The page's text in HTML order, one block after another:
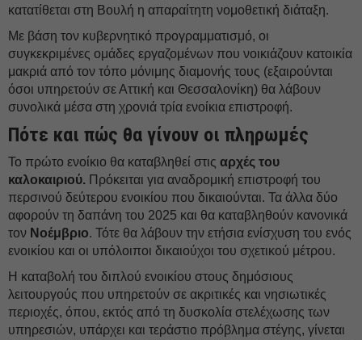
κατατίθεται στη Βουλή η απαραίτητη νομοθετική διάταξη.
Με βάση τον κυβερνητικό προγραμματισμό, οι
συγκεκριμένες ομάδες εργαζομένων που νοικιάζουν κατοικία
μακριά από τον τόπο μόνιμης διαμονής τους (εξαιρούνται
όσοι υπηρετούν σε Αττική και Θεσσαλονίκη) θα λάβουν
συνολικά μέσα στη χρονιά τρία ενοίκια επιστροφή.
Πότε και πώς θα γίνουν οι πληρωμές
Το πρώτο ενοίκιο θα καταβληθεί στις αρχές του
καλοκαιριού. Πρόκειται για αναδρομική επιστροφή του
περσινού δεύτερου ενοικίου που δικαιούνται. Τα άλλα δύο
αφορούν τη δαπάνη του 2025 και θα καταβληθούν κανονικά
τον Νοέμβριο. Τότε θα λάβουν την ετήσια ενίσχυση του ενός
ενοικίου και οι υπόλοιποι δικαιούχοι του σχετικού μέτρου.
Η καταβολή του διπλού ενοικίου στους δημόσιους
λειτουργούς που υπηρετούν σε ακριτικές και νησιωτικές
περιοχές, όπου, εκτός από τη δυσκολία στελέχωσης των
υπηρεσιών, υπάρχει και τεράστιο πρόβλημα στέγης, γίνεται